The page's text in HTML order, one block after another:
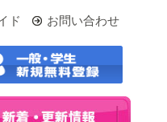
ド お問い合わせ